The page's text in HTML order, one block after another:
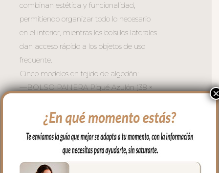
combinan estética y funcionalidad,
permitiendo organizar todo lo necesario
en el interior, mientras los bolsillos laterales
dan acceso rápido a los objetos de uso
frecuente.
Cinco modelos en tejido de algodón:
—BOLSO PANERA Piqué Azulón (38 ×
elegante, para el día a día completo con
tu bebé explorador. Asa larga en el
interior. Bolsillo exterior para el acceso
rápido a lo más usado. En el interior
también bolsillos en un lateral para llevar
×